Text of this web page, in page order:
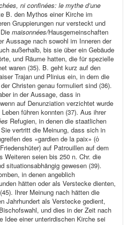
ni confinées: le mythe d’une
B. den Mythos einer Kirche im
Gruppierungen nur versteckt und
maisonnées/Hausgemeinschaften
Aussage nach sowohl im Inneren der
außerhalb, bis sie über ein Gebäude
und Räume hatten, die für spezielle
waren (35). B. geht kurz auf den
Trajan und Plinius ein, in dem die
Christen genau formuliert sind (36).
in der Aussage, dass in
auf Denunziation verzichtet wurde
führen konnten (37). Aus ihrer
Refugien, in denen die staatlichen
vertritt die Meinung, dass sich in
des «gardien de la paix» (ὁ
auf Patrouillen auf dem
Weiteren seien bis 250 n. Chr. die
situationsabhängig gewesen (39).
in denen angeblich
hätten oder als Verstecke dienten,
Ihrer Meinung nach hätten die
Jahrhundert als Verstecke gedient,
und dies in der Zeit nach
Idee einer unterirdischen Kirche sei